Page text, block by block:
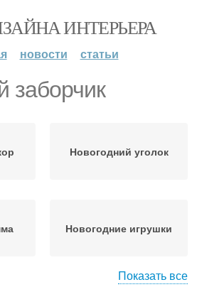
ИНТЕРЬЕРА
новости статьи
заборчик
Новогодний уголок
Новогодние игрушки
Показать все